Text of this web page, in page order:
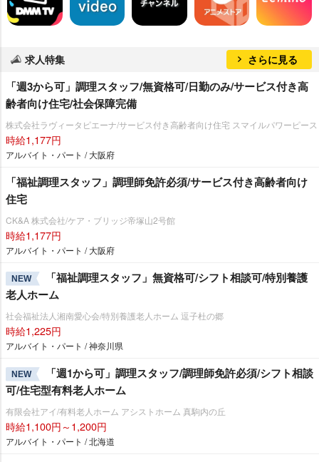
求人特集 さらに見る
「週3から可」調理スタッフ/無資格可/日勤のみ/サービス付き高
齢者向け住宅/社会保障完備
株式会社ラヴィータピエーナ/サービス付き高齢者向け住宅 スマイルパワーピース
時給1,177円
アルバイト・パート / 大阪府
「福祉調理スタッフ」調理師免許必須/サービス付き高齢者向け
住宅
CK&A 株式会社/ケア・ブリッジ帝塚山2号館
時給1,177円
アルバイト・パート / 大阪府
NEW
「福祉調理スタッフ」無資格可/シフト相談可/特別養護
老人ホーム
社会福祉法人湘南愛心会/特別養護老人ホーム 逗子杜の郷
時給1,225円
アルバイト・パート / 神奈川県
NEW
「週1から可」調理スタッフ/調理師免許必須/シフト相談
可/住宅型有料老人ホーム
有限会社アイ/有料老人ホーム アシストホーム 真駒内の丘
時給1,100円～1,200円
アルバイト・パート / 北海道